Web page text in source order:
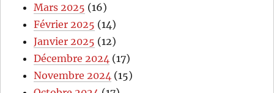
Mars 2025 (16)
Février 2025 (14)
Janvier 2025 (12)
Décembre 2024 (17)
Novembre 2024 (15)